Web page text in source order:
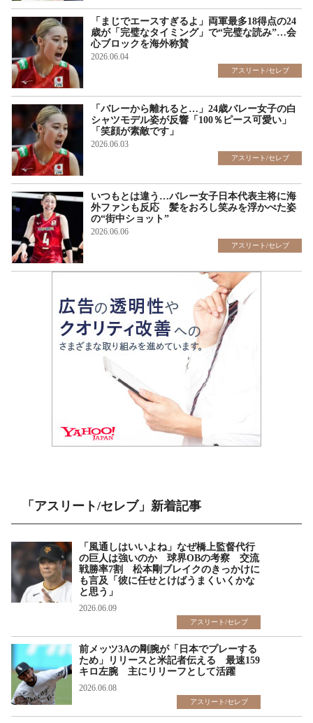
「まじでエースすぎるよ」両軍最多18得点の24
歳が「完璧なタイミング」で“完璧な読み”…会
心ブロックを海外称賛
2026.06.04
アスリート/セレブ
「バレーから離れると…」24歳バレー女子の白
シャツモデル姿が反響「100％ピース可愛い」
「笑顔が素敵です」
2026.06.03
アスリート/セレブ
いつもとは違う…バレー女子日本代表主将に海
外ファンも反応 髪をおろし笑みを浮かべた姿
の“街中ショット”
2026.06.06
アスリート/セレブ
「アスリート/セレブ」新着記事
「風通しはいいよね」なぜ橋上監督代行
の巨人は強いのか 球界OBの考察 交流
戦勝率7割 松本剛ブレイクのきっかけに
も言及「彼に任せとけばうまくいくかな
と思う」
2026.06.09
アスリート/セレブ
前メッツ3Aの剛腕が「日本でプレーする
ため」リリースと米記者伝える 最速159
キロ左腕 主にリリーフとして活躍
2026.06.08
アスリート/セレブ